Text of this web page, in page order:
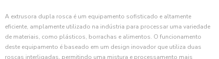
A extrusora dupla rosca é um equipamento sofisticado e altamente
eficiente, amplamente utilizado na indústria para processar uma variedade
de materiais, como plásticos, borrachas e alimentos. O funcionamento
deste equipamento é baseado em um design inovador que utiliza duas
roscas interligadas, permitindo uma mistura e processamento mais